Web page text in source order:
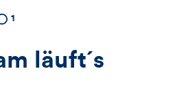
der
1
läuft´s